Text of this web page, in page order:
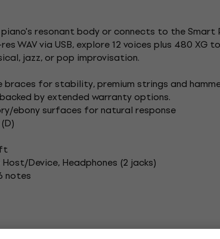
resonant body or connects to the
WAV via USB, explore 12 voices plus 480
jazz, or pop improvisation.
for stability, premium strings and
by extended warranty options.
ebony surfaces for natural response
Device, Headphones (2 jacks)
notes